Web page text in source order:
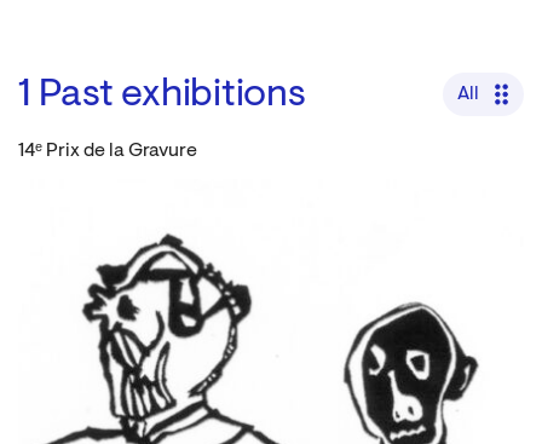
1 Past exhibitions All
14ᵉ Prix de la Gravure